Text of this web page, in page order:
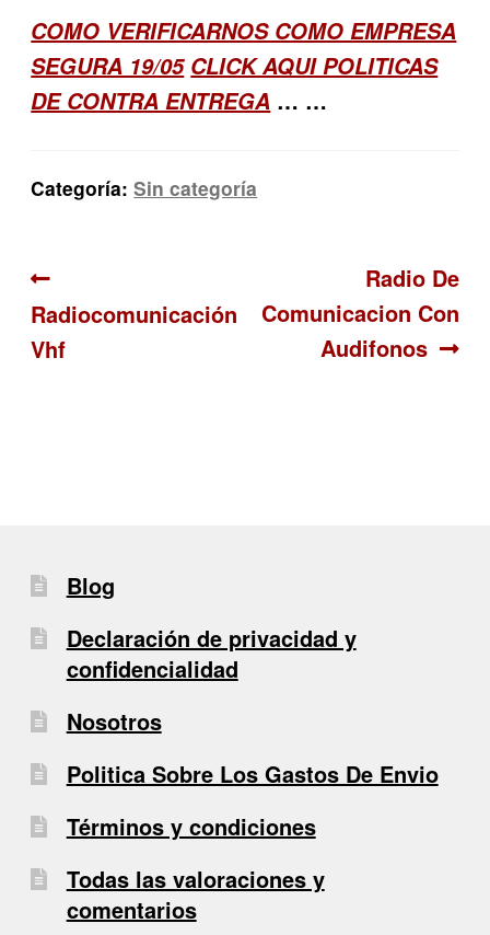
COMO VERIFICARNOS COMO EMPRESA
SEGURA 19/05 CLICK AQUI POLITICAS
DE CONTRA ENTREGA … …
Categoría:Sin categoría
Navegación
de
Radiocomunicación
Vhf
Siguiente:
Radio De
Comunicacion Con
Audifonos
Blog
Declaración de privacidad y
confidencialidad
Nosotros
Politica Sobre Los Gastos De Envio
Términos y condiciones
Todas las valoraciones y
comentarios